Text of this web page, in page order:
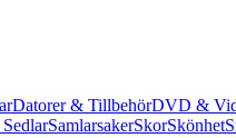
Datorer & TillbehörDVD &
SamlarsakerSkorSkönhet